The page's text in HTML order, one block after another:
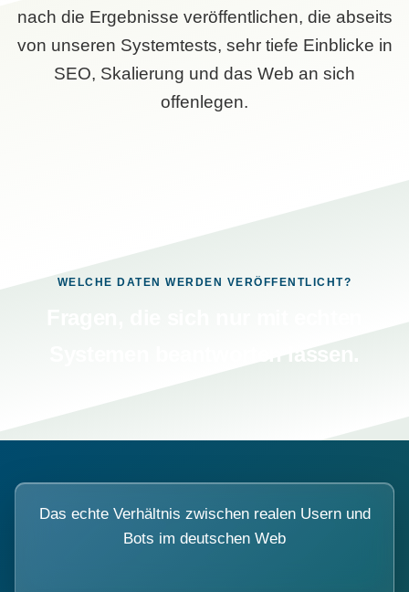
nach die Ergebnisse veröffentlichen, die abseits
von unseren Systemtests, sehr tiefe Einblicke in
SEO, Skalierung und das Web an sich
offenlegen.
WELCHE DATEN WERDEN VERÖFFENTLICHT?
Das echte Verhältnis zwischen realen Usern und
Bots im deutschen Web